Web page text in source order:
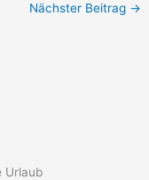
Nächster Beitrag →